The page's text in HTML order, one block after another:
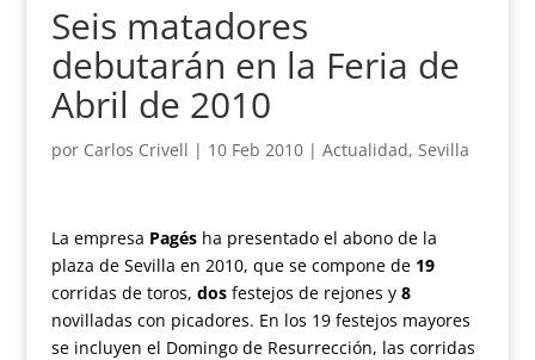
Seis matadores
debutarán en la Feria de
Abril de 2010
por Carlos Crivell | 10 Feb 2010| Actualidad, Sevilla
La empresa Pagésha presentado el abono de la
plaza de Sevilla en 2010, que se compone de 19
corridas de toros, dosfestejos de rejones y8
novilladas con picadores. En los 19 festejos mayores
se incluyen el Domingo de Resurrección, las corridas